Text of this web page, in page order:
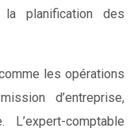
planification des
les opérations
d’entreprise,
comptable